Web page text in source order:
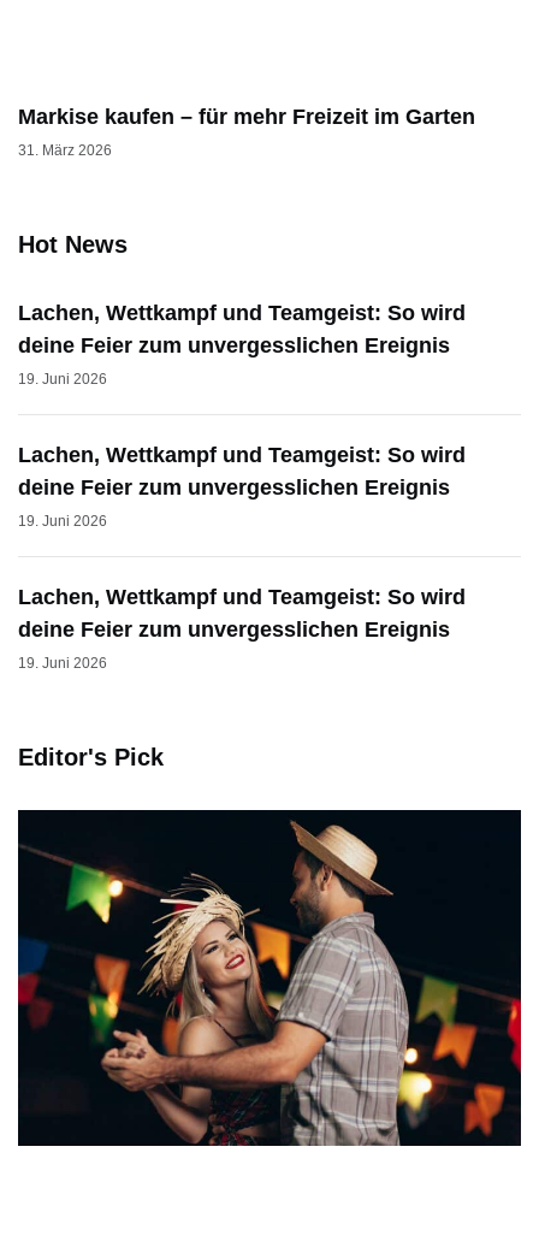
Markise kaufen – für mehr Freizeit im Garten
31. März 2026
Hot News
Lachen, Wettkampf und Teamgeist: So wird
deine Feier zum unvergesslichen Ereignis
19. Juni 2026
Lachen, Wettkampf und Teamgeist: So wird
deine Feier zum unvergesslichen Ereignis
19. Juni 2026
Lachen, Wettkampf und Teamgeist: So wird
deine Feier zum unvergesslichen Ereignis
19. Juni 2026
Editor's Pick